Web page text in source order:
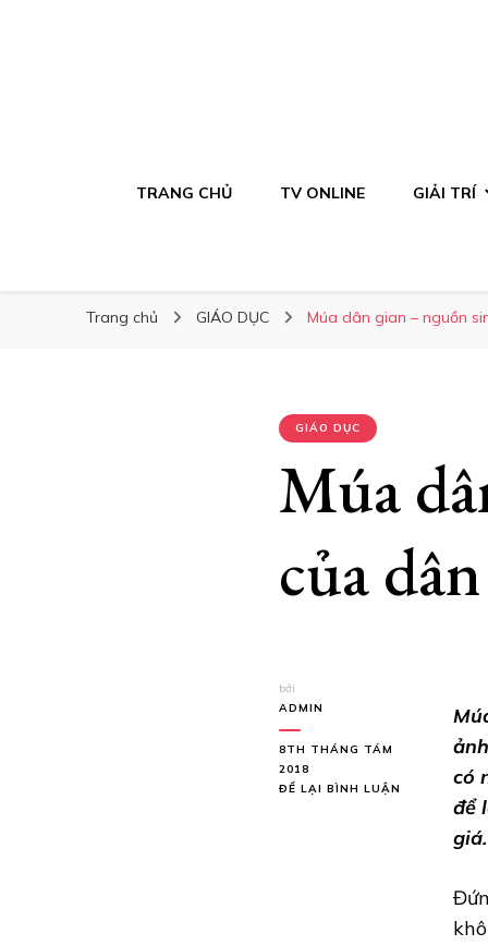
TRANG CHỦ TV ONLINE GIẢI TRÍ
Trang chủ GIÁO DỤC Múa dân gian – nguồn
GIÁO DỤC
Múa
của
bởi
ADMIN
8TH THÁNG TÁM
2018
ĐỂ LẠI BÌNH LUẬN
có
để
giá.